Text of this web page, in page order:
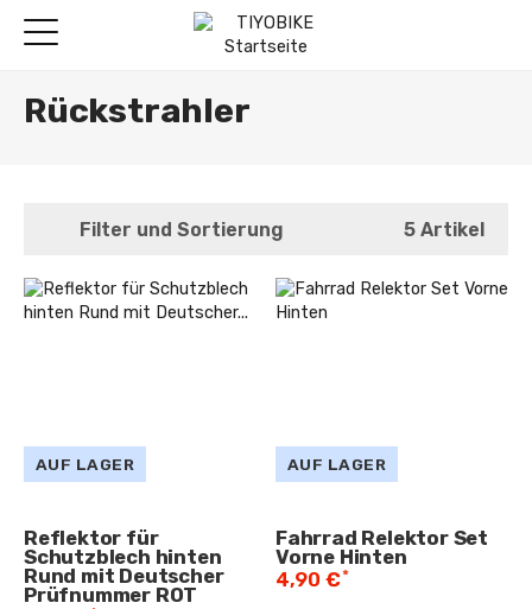
Rückstrahler
Filter und Sortierung 5 Artikel
AUF LAGER
Reflektor für
Schutzblech hinten
Rund mit Deutscher
Prüfnummer ROT
AUF LAGER
Fahrrad Relektor Set
Vorne Hinten
4,90 €*